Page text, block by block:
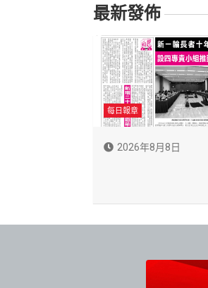
最新發佈
每日報章
2026年8月8日